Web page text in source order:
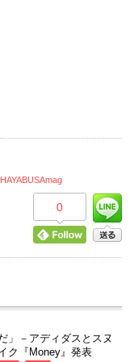
HAYABUSAmag
0
」－アディダスとスヌ
ク『Money』発表